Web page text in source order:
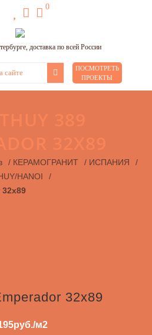
0
доставка по всей России
ПОСМОТРЕТЬ
ПРОЕКТЫ
/ КЕРАМОГРАНИТ / ИСПАНИЯ
/
HANOI
/
32x89
32x89
руб./м2